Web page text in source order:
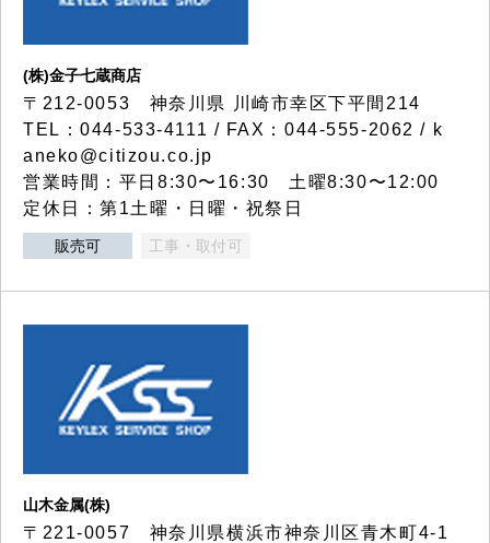
(株)金子七蔵商店
〒212-0053 神奈川県 川崎市幸区下平間214
TEL：044-533-4111 / FAX：044-555-2062 / k
aneko@citizou.co.jp
営業時間：平日8:30〜16:30 土曜8:30〜12:00
定休日：第1土曜・日曜・祝祭日
販売可 工事・取付可
山木金属(株)
〒221-0057 神奈川県横浜市神奈川区青木町4-1